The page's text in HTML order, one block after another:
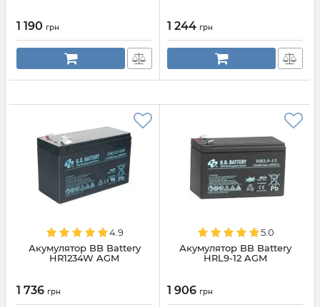
1 190 грн 1 244 грн
4.9
Акумулятор BB Battery
HR1234W AGM
1 736 грн
5.0
Акумулятор BB Battery
HRL9-12 AGM
1 906 грн